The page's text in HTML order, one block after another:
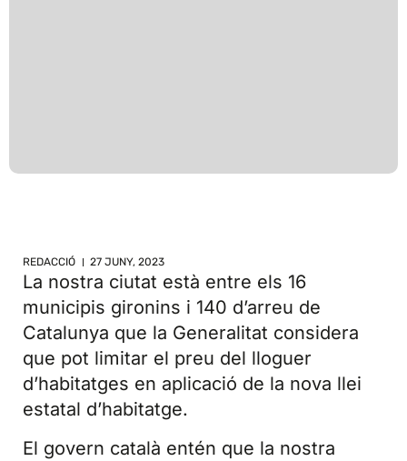
REDACCIÓ 27 JUNY, 2023
La nostra ciutat està entre els 16
municipis gironins i 140 d’arreu de
Catalunya que la Generalitat considera
que pot limitar el preu del lloguer
d’habitatges en aplicació de la nova llei
estatal d’habitatge.
El govern català entén que la nostra